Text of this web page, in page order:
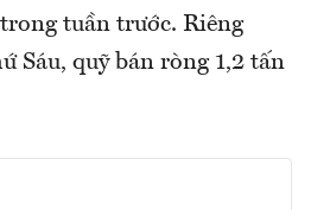
tuần trước. Riêng
Sáu, quỹ bán ròng 1,2 tấn